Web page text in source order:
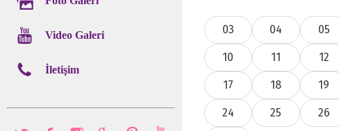
Video Galeri
İletişim
03 04 05
10 11 12
17 18 19
24 25 26